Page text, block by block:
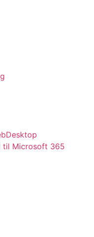
til Microsoft 365